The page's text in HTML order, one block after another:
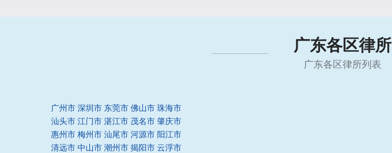
广东各区律所
广东各区律所列表
广州市 深圳市 东莞市 佛山市 珠海市
汕头市 江门市 湛江市 茂名市 肇庆市
惠州市 梅州市 汕尾市 河源市 阳江市
清远市 中山市 潮州市 揭阳市 云浮市